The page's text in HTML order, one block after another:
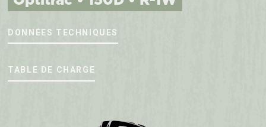
DONNÉES TECHNIQUES
TABLE DE CHARGE